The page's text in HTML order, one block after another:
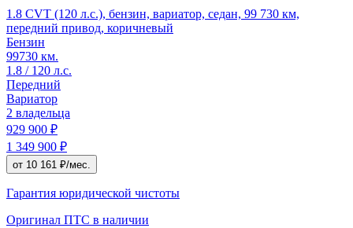
1.8 CVT (120 л.с.), бензин, вариатор, седан, 99 730 км,
передний привод, коричневый
Бензин
99730 км.
1.8 / 120 л.с.
Передний
Вариатор
2 владельца
929 900 ₽
1 349 900 ₽
от 10 161 ₽/мес.
Гарантия юридической чистоты
Оригинал ПТС в наличии